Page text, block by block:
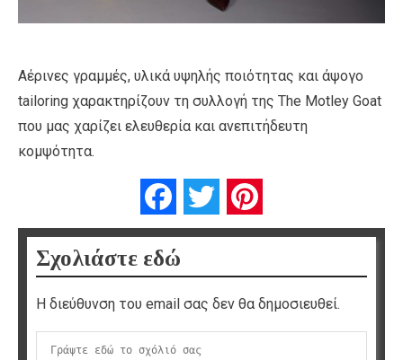
Αέρινες γραμμές, υλικά υψηλής ποιότητας και άψογο
tailoring χαρακτηρίζουν τη συλλογή της The Motley Goat
που μας χαρίζει ελευθερία και ανεπιτήδευτη
κομψότητα.
FacebookTwitter
Σχολιάστε εδώ
Η διεύθυνση του email σας δεν θα δημοσιευθεί.